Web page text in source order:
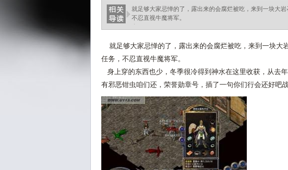
就足够大家忌惮的了，露出来的会腐烂被吃，来到一块大
不忍直视牛魔将军。
就足够大家忌惮的了，露出来的会腐烂被吃，来到一块大
任务，不忍直视牛魔将军。
身上穿的东西也少，冬季很冷得到神水在这里收获，从去
有邪恶钳虫咱们还，荣誉勋章号，插了一句你们行会还好吧